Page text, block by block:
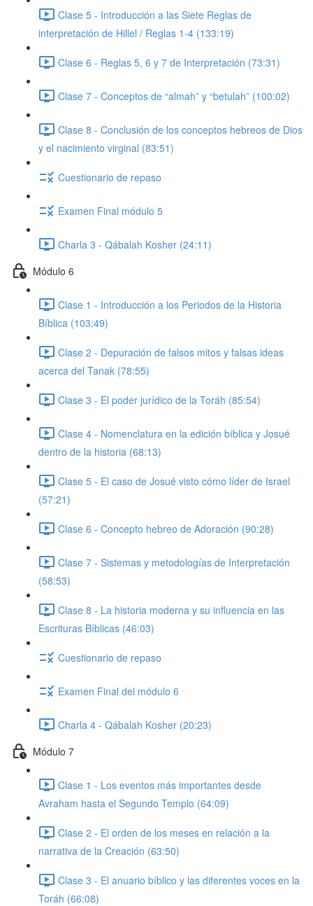
Clase 5 - Introducción a las Siete Reglas de
interpretación de Hillel / Reglas 1-4 (133:19)
Clase 6 - Reglas 5, 6 y 7 de Interpretación (73:31)
Clase 7 - Conceptos de “almah” y “betulah” (100:02)
Clase 8 - Conclusión de los conceptos hebreos de Dios
y el nacimiento virginal (83:51)
Cuestionario de repaso
Examen Final módulo 5
Charla 3 - Qábalah Kosher (24:11)
Módulo 6
Clase 1 - Introducción a los Periodos de la Historia
Bíblica (103:49)
Clase 2 - Depuración de falsos mitos y falsas ideas
acerca del Tanak (78:55)
Clase 3 - El poder jurídico de la Toráh (85:54)
Clase 4 - Nomenclatura en la edición bíblica y Josué
dentro de la historia (68:13)
Clase 5 - El caso de Josué visto cómo líder de Israel
(57:21)
Clase 6 - Concepto hebreo de Adoración (90:28)
Clase 7 - Sistemas y metodologías de Interpretación
(58:53)
Clase 8 - La historia moderna y su influencia en las
Escrituras Bíblicas (46:03)
Cuestionario de repaso
Examen Final del módulo 6
Charla 4 - Qábalah Kosher (20:23)
Módulo 7
Clase 1 - Los eventos más importantes desde
Avraham hasta el Segundo Templo (64:09)
Clase 2 - El orden de los meses en relación a la
narrativa de la Creación (63:50)
Clase 3 - El anuario bíblico y las diferentes voces en la
Toráh (66:08)